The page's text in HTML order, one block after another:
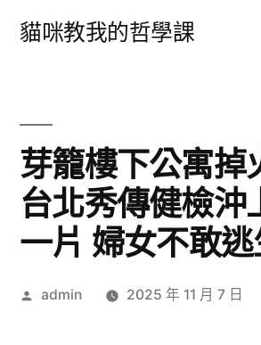
貓咪教我的哲學課
芽籠樓下公寓掉
台北秀傳健檢沖
一片 婦女不敢
作
admin 2025 年 11 月 7 日